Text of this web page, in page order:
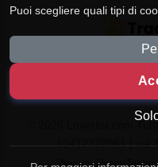
10412320961 | via
Privacy Policy
Puoi scegliere quali tipi di